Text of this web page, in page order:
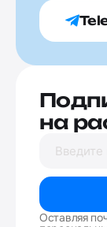
на
Оставляя